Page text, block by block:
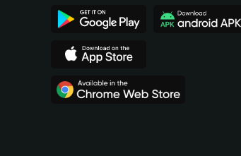
Português (Brasil)